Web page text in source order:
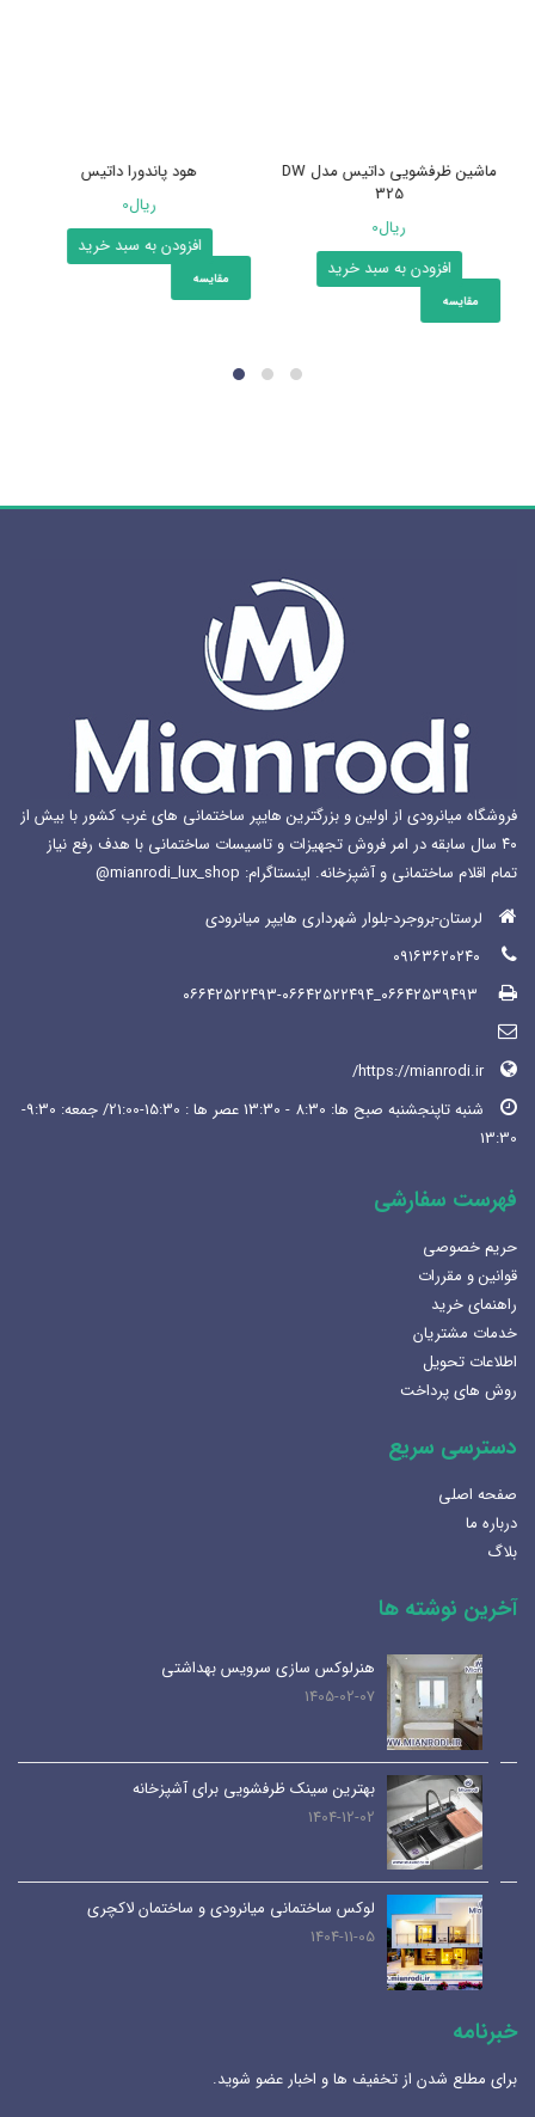
ماشین ظرفشویی داتیس مدل DW
325
ریال0
افزودن به سبد خرید
مقایسه
هود پاندورا داتیس
ریال0
افزودن به سبد خرید
مقایسه
فروشگاه میانرودی از اولین و بزرگترین هایپر ساختمانی های غرب کشور با بیش از
۴۰ سال سابقه در امر فروش تجهیزات و تاسیسات ساختمانی با هدف رفع نیاز
تمام اقلام ساختمانی و آشپزخانه. اینستاگرام: mianrodi_lux_shop@
لرستان-بروجرد-بلوار شهرداری هایپر میانرودی
https://mianrodi.ir/
شنبه تاپنجشنبه صبح ها: 8:30 - 13:30 عصر ها : 15:30-21:00/ جمعه: 9:30-
13:30
فهرست سفارشی
حریم خصوصی
قوانین و مقررات
راهنمای خرید
خدمات مشتریان
اطلاعات تحویل
روش های پرداخت
دسترسی سریع
صفحه اصلی
درباره ما
بلاگ
آخرین نوشته ها
هنرلوکس سازی سرویس بهداشتی
1405-02-07
بهترین سینک ظرفشویی برای آشپزخانه
1404-12-02
لوکس ساختمانی میانرودی و ساختمان لاکچری
1404-11-05
خبرنامه
برای مطلع شدن از تخفیف ها و اخبار عضو شوید.